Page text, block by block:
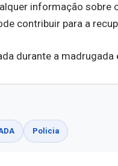
informação sobre
contribuir para a
Policia